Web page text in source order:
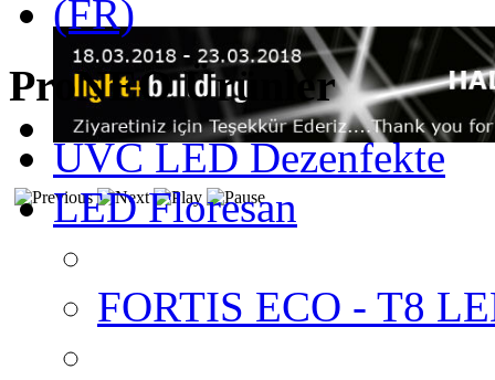
ProNEO Ürünler
UVC LED Dezenfekte
LED Floresan
FORTIS ECO - T8